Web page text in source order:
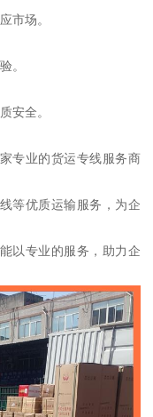
市场。
。
安全。
专业的货运专线服务商
等优质运输服务，为企
以专业的服务，助力企